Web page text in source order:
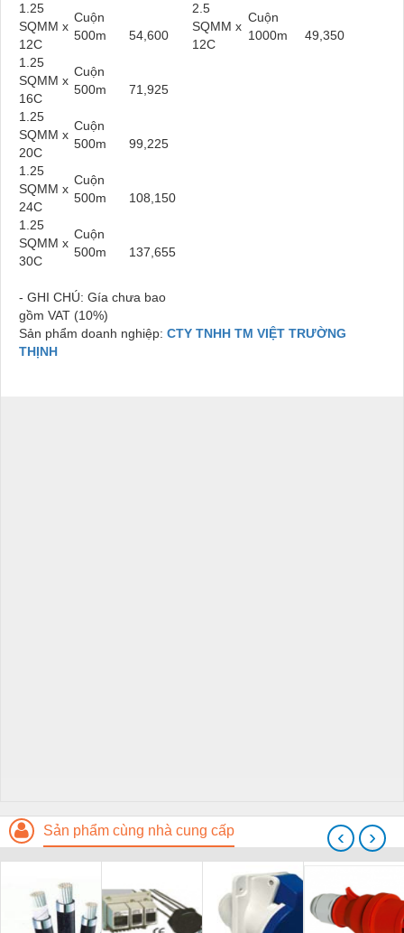
1.25
SQMM x
12C
Cuộn
500m
54,600
2.5
SQMM x
12C
Cuộn
1000m
49,350
1.25
SQMM x
16C
Cuộn
500m
71,925
1.25
SQMM x
20C
Cuộn
500m
99,225
1.25
SQMM x
24C
Cuộn
500m
108,150
1.25
SQMM x
30C
Cuộn
500m
137,655
- GHI CHÚ: Gía chưa bao
gồm VAT (10%)
Sản phẩm doanh nghiệp: CTY TNHH TM VIỆT TRƯỜNG
THỊNH
Sản phẩm cùng nhà cung cấp ‹ ›